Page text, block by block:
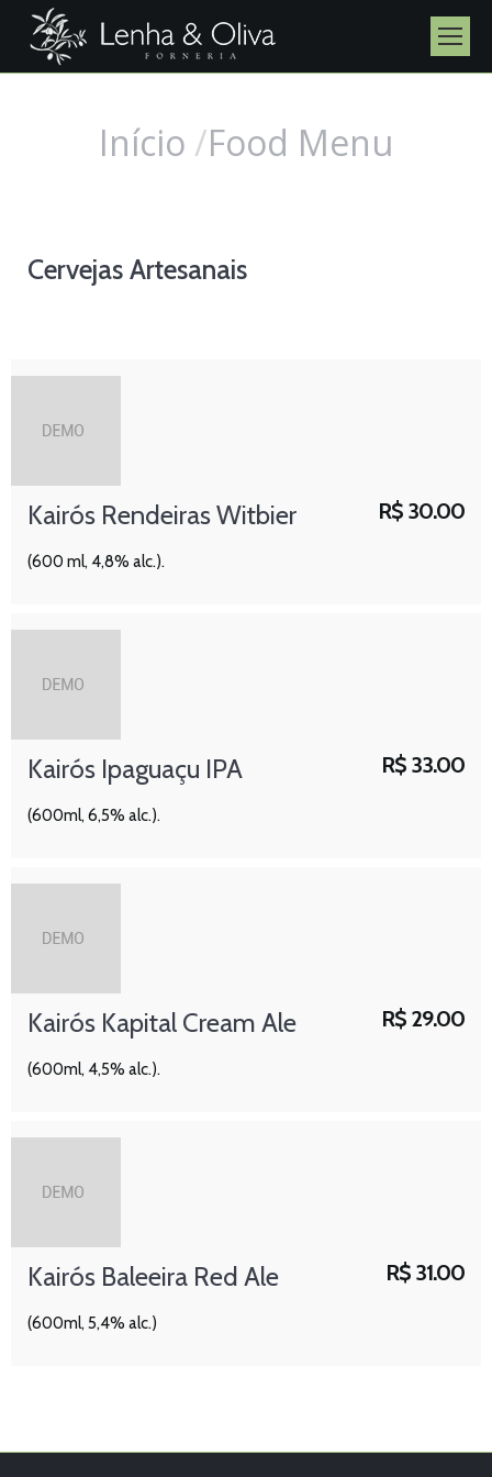
Você está aqui:Início Food Menu
Cervejas Artesanais
Kairós Rendeiras Witbier R$ 30.00
(600 ml, 4,8% alc.).
Kairós Ipaguaçu IPA R$ 33.00
(600ml, 6,5% alc.).
Kairós Kapital Cream Ale R$ 29.00
(600ml, 4,5% alc.).
Kairós Baleeira Red Ale R$ 31.00
(600ml, 5,4% alc.)